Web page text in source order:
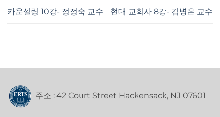
카운셀링 10강- 정정숙 교수 현대 교회사 8강- 김병은 교수
주소 : 42 Court Street Hackensack, NJ 07601